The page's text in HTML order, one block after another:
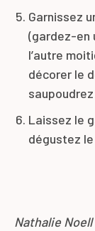
Garnissez
(gardez-en
l’autre
décorer le
Laissez le
dégustez
Nathalie